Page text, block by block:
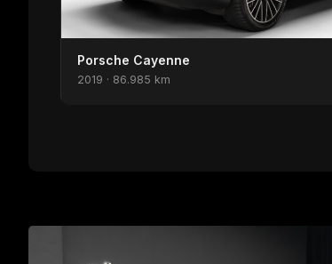
Porsche Cayenne
2019 · 86.985 km